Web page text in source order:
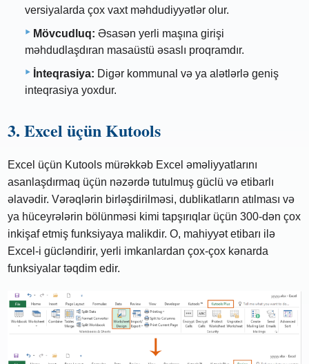
versiyalarda çox vaxt məhdudiyyətlər olur.
Mövcudluq: Əsasən yerli maşına girişi
məhdudlaşdıran masaüstü əsaslı proqramdır.
İnteqrasiya: Digər kommunal və ya alətlərlə geniş
inteqrasiya yoxdur.
3. Excel üçün Kutools
Excel üçün Kutools mürəkkəb Excel əməliyyatlarını
asanlaşdırmaq üçün nəzərdə tutulmuş güclü və etibarlı
əlavədir. Vərəqlərin birləşdirilməsi, dublikatların atılması və
ya hüceyrələrin bölünməsi kimi tapşırıqlar üçün 300-dən çox
inkişaf etmiş funksiyaya malikdir. O, mahiyyət etibarı ilə
Excel-i gücləndirir, yerli imkanlardan çox-çox kənarda
funksiyalar təqdim edir.